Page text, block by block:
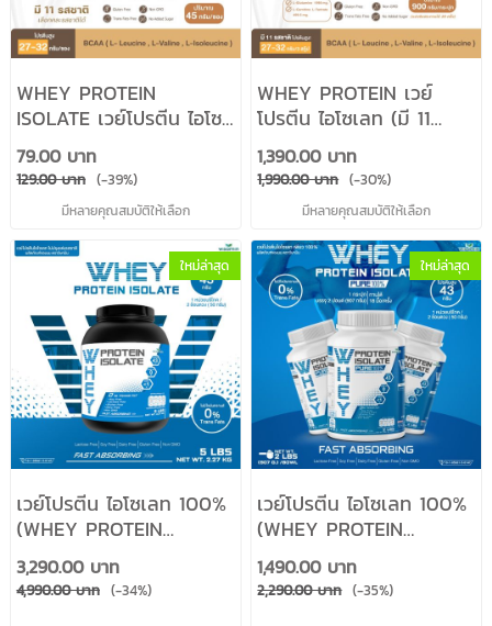
WHEY PROTEIN
ISOLATE เวย์โปรตีน ไอโซ
เลท (ชนิดซองชงดื่ม 45
กรัม/ซอง) มี 11 รสชาติ
ตราวิษามิน ปลอดกลูเตน
ปราศจาก GMO
79.00 บาท
129.00 บาท (-39%)
มีหลายคุณสมบัติให้เลือก
WHEY PROTEIN เวย์
โปรตีน ไอโซเลท (มี 11
รสชาติ) ปริมาณ 900
กรัม/กระปุก (2 ปอนด์
2lbs) ทานได้ 20 ครั้ง
ปราศจาก GMO ปลอดกลู
เตน (ตราวิษามิน)
1,390.00 บาท
1,990.00 บาท (-30%)
มีหลายคุณสมบัติให้เลือก
ใหม่ล่าสุด
เวย์โปรตีน ไอโซเลท 100%
(WHEY PROTEIN
ISOLATE PURE) ขนาด
2.27 kg. (5 ปอนด์ 5LBS)
เวย์โปรตีนชงดื่ม ปลอดกลู
3,290.00 บาท
4,990.00 บาท (-34%)
ใหม่ล่าสุด
เวย์โปรตีน ไอโซเลท 100%
(WHEY PROTEIN
ISOLATE PURE) ขนาด
907 กรัม (2 ปอนด์ 2LBS)
เวย์โปรตีนชงดื่ม ปลอดกลู
1,490.00 บาท
2,290.00 บาท (-35%)